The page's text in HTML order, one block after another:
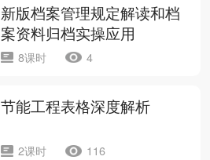
新版档案管理规定解读和档
案资料归档实操应用
8课时 4
节能工程表格深度解析
2课时 116